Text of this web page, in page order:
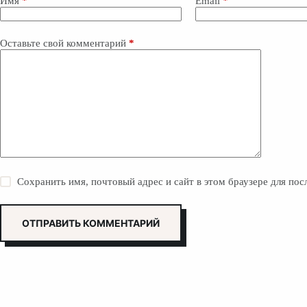
Оставьте свой комментарий *
Сохранить имя, почтовый адрес и сайт в этом браузере для
ОТПРАВИТЬ КОММЕНТАРИЙ